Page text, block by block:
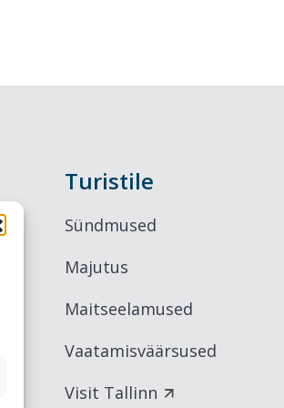
Turistile
Sündmused
Majutus
Maitseelamused
Vaatamisväärsused
Visit Tallinn